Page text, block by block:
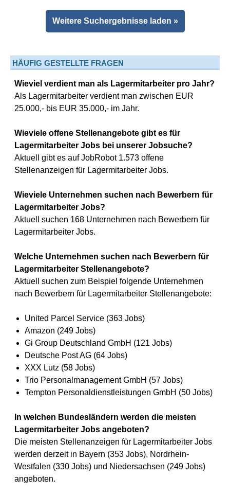
Weitere Suchergebnisse laden »
HÄUFIG GESTELLTE FRAGEN
Wieviel verdient man als Lagermitarbeiter pro Jahr?
Als Lagermitarbeiter verdient man zwischen EUR
25.000,- bis EUR 35.000,- im Jahr.
Wieviele offene Stellenangebote gibt es für
Lagermitarbeiter Jobs bei unserer Jobsuche?
Aktuell gibt es auf JobRobot 1.573 offene
Stellenanzeigen für Lagermitarbeiter Jobs.
Wieviele Unternehmen suchen nach Bewerbern für
Lagermitarbeiter Jobs?
Aktuell suchen 168 Unternehmen nach Bewerbern für
Lagermitarbeiter Jobs.
Welche Unternehmen suchen nach Bewerbern für
Lagermitarbeiter Stellenangebote?
Aktuell suchen zum Beispiel folgende Unternehmen
nach Bewerbern für Lagermitarbeiter Stellenangebote:
United Parcel Service (363 Jobs)
Amazon (249 Jobs)
Gi Group Deutschland GmbH (121 Jobs)
Deutsche Post AG (64 Jobs)
XXX Lutz (58 Jobs)
Trio Personalmanagement GmbH (57 Jobs)
Tempton Personaldienstleistungen GmbH (50 Jobs)
In welchen Bundesländern werden die meisten
Lagermitarbeiter Jobs angeboten?
Die meisten Stellenanzeigen für Lagermitarbeiter Jobs
werden derzeit in Bayern (353 Jobs), Nordrhein-
Westfalen (330 Jobs) und Niedersachsen (249 Jobs)
angeboten.